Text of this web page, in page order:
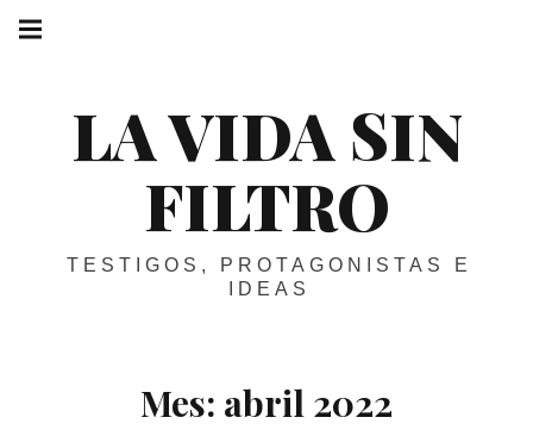
Skip
LA VIDA SIN
FILTRO
TESTIGOS, PROTAGONISTAS E
IDEAS
navigation
Mes: abril 2022